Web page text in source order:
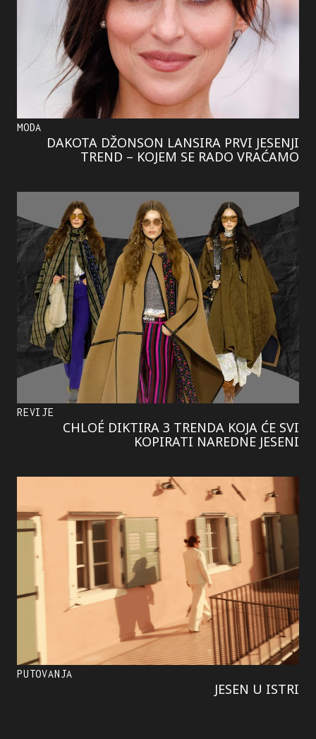
MODA
DAKOTA DŽONSON LANSIRA PRVI JESENJI
TREND – KOJEM SE RADO VRAĆAMO
REVIJE
CHLOÉ DIKTIRA 3 TRENDA KOJA ĆE SVI
KOPIRATI NAREDNE JESENI
PUTOVANJA
JESEN U ISTRI